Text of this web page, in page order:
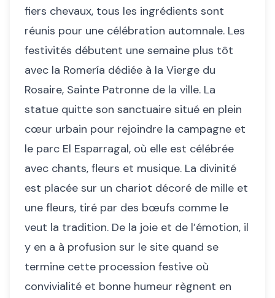
fiers chevaux, tous les ingrédients sont
réunis pour une célébration automnale. Les
festivités débutent une semaine plus tôt
avec la Romería dédiée à la Vierge du
Rosaire, Sainte Patronne de la ville. La
statue quitte son sanctuaire situé en plein
cœur urbain pour rejoindre la campagne et
le parc El Esparragal, où elle est célébrée
avec chants, fleurs et musique. La divinité
est placée sur un chariot décoré de mille et
une fleurs, tiré par des bœufs comme le
veut la tradition. De la joie et de l’émotion, il
y en a à profusion sur le site quand se
termine cette procession festive où
convivialité et bonne humeur règnent en